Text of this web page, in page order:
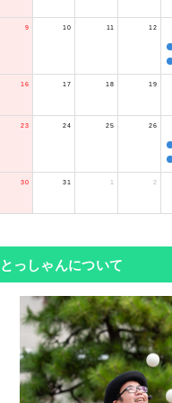
9 10 11 12
16 17 18 19
23 24 25 26
30 31 1 2
とっしゃんについて